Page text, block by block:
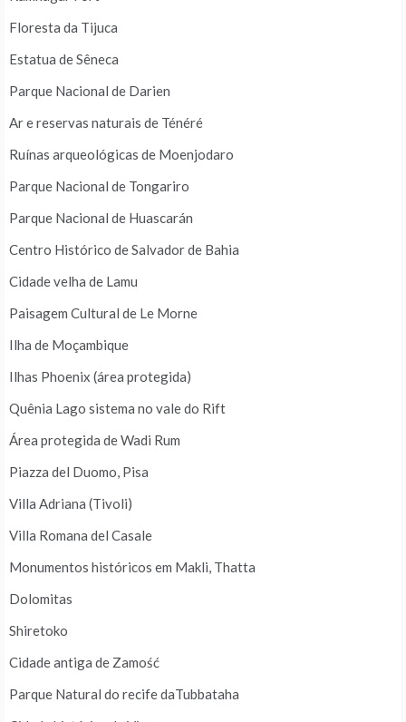
Floresta da Tijuca
Estatua de Sêneca
Parque Nacional de Darien
Ar e reservas naturais de Ténéré
Ruínas arqueológicas de Moenjodaro
Parque Nacional de Tongariro
Parque Nacional de Huascarán
Centro Histórico de Salvador de Bahia
Cidade velha de Lamu
Paisagem Cultural de Le Morne
Ilha de Moçambique
Ilhas Phoenix (área protegida)
Quênia Lago sistema no vale do Rift
Área protegida de Wadi Rum
Piazza del Duomo, Pisa
Villa Adriana (Tivoli)
Villa Romana del Casale
Monumentos históricos em Makli, Thatta
Dolomitas
Shiretoko
Cidade antiga de Zamość
Parque Natural do recife daTubbataha